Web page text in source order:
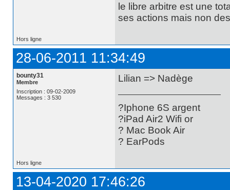
le libre arbitre est une
ses actions mais non
Hors ligne
28-06-2011 11:34:49
bounty31
Membre
Inscription : 09-02-2009
Messages : 3 530
Lilian => Nadège
?Iphone 6S argent
?iPad Air2 Wifi or
? Mac Book Air
? EarPods
Hors ligne
13-04-2020 17:46:26